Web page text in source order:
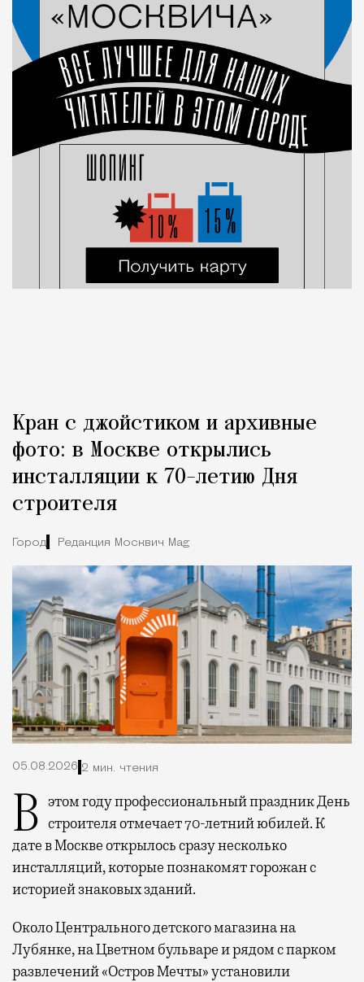
Кран с джойстиком и архивные
фото: в Москве открылись
инсталляции к 70-летию Дня
строителя
Город Редакция Москвич Mag
05.08.2026 2 мин. чтения
В этом году профессиональный праздник День строителя отмечает 70-летний юбилей. К
дате в Москве открылось сразу несколько
инсталляций, которые познакомят горожан с
историей знаковых зданий.
Около Центрального детского магазина на
Лубянке, на Цветном бульваре и рядом с парком
развлечений «Остров Мечты» установили